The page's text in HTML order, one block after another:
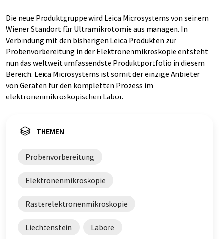
Die neue Produktgruppe wird Leica Microsystems von seinem
Wiener Standort für Ultramikrotomie aus managen. In
Verbindung mit den bisherigen Leica Produkten zur
Probenvorbereitung in der Elektronenmikroskopie entsteht
nun das weltweit umfassendste Produktportfolio in diesem
Bereich. Leica Microsystems ist somit der einzige Anbieter
von Geräten für den kompletten Prozess im
elektronenmikroskopischen Labor.
THEMEN
Probenvorbereitung
Elektronenmikroskopie
Rasterelektronenmikroskopie
Liechtenstein Labore